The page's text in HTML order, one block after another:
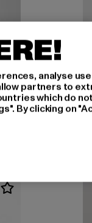
analyse
partners to
which do
By clicking on